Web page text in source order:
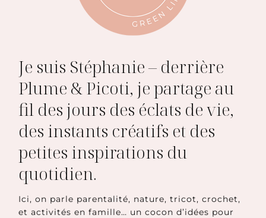
Je suis Stéphanie – derrière
Plume & Picoti, je partage au
fil des jours des éclats de vie,
des instants créatifs et des
petites inspirations du
quotidien.
Ici, on parle parentalité, nature, tricot, crochet,
et activités en famille… un cocon d’idées pour